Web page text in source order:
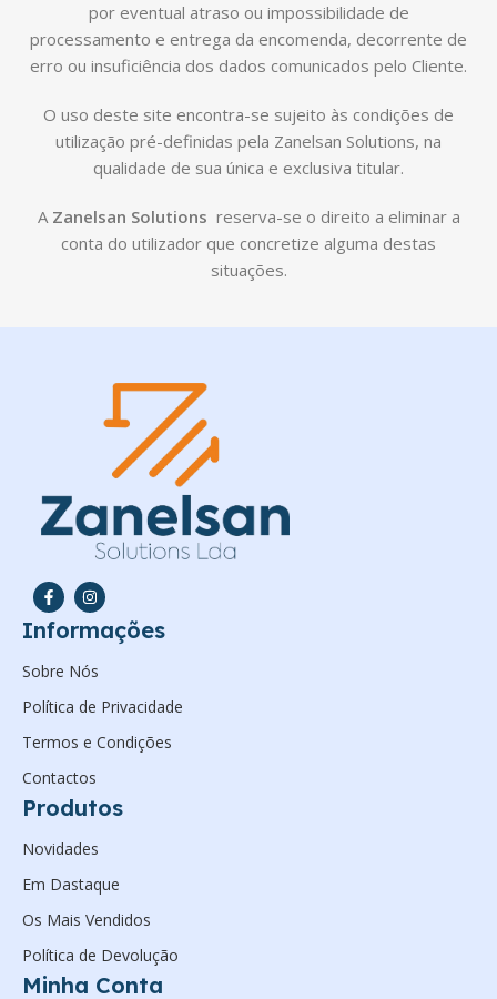
por eventual atraso ou impossibilidade de
processamento e entrega da encomenda, decorrente de
erro ou insuficiência dos dados comunicados pelo Cliente.
O uso deste site encontra-se sujeito às condições de
utilização pré-definidas pela Zanelsan Solutions, na
qualidade de sua única e exclusiva titular.
AZanelsan Solutions reserva-se o direito a eliminar a
conta do utilizador que concretize alguma destas
situações.
Informações
Sobre Nós
Política de Privacidade
Termos e Condições
Contactos
Produtos
Novidades
Em Dastaque
Os Mais Vendidos
Política de Devolução
Minha Conta